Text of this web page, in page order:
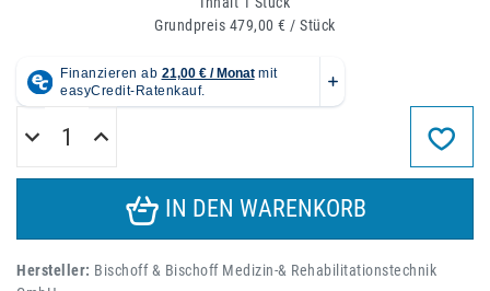
Grundpreis 479,00 € / Stück
IN DEN WARENKORB
Hersteller: Bischoff & Bischoff Medizin-& Rehabilitationstechnik